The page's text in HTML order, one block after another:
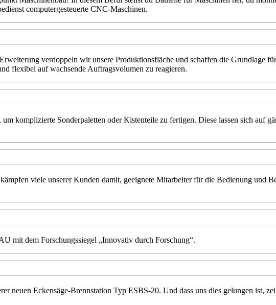
computergesteuerte CNC-Maschinen.
verdoppeln wir unsere Produktionsfläche und schaffen die Grundlage
flexibel auf wachsende Auftragsvolumen zu reagieren.
komplizierte Sonderpaletten oder Kistenteile zu fertigen. Diese lassen sich auf
viele unserer Kunden damit, geeignete Mitarbeiter für die Bedienung und
mit dem Forschungssiegel „Innovativ durch Forschung“.
neuen Eckensäge-Brennstation Typ ESBS-20. Und dass uns dies gelungen ist,